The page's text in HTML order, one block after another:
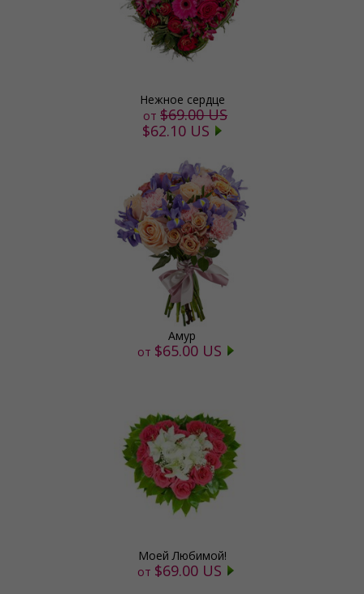
Нежное сердце
от $69.00 US
$62.10 US
Амур
от $65.00 US
Моей Любимой!
от $69.00 US